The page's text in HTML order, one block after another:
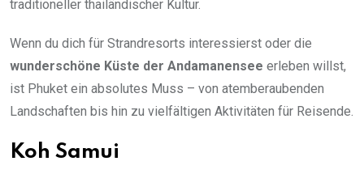
traditioneller thailändischer Kultur.
Wenn du dich für Strandresorts interessierst oder die
wunderschöne Küste der Andamanensee erleben willst,
ist Phuket ein absolutes Muss – von atemberaubenden
Landschaften bis hin zu vielfältigen Aktivitäten für Reisende.
Koh Samui